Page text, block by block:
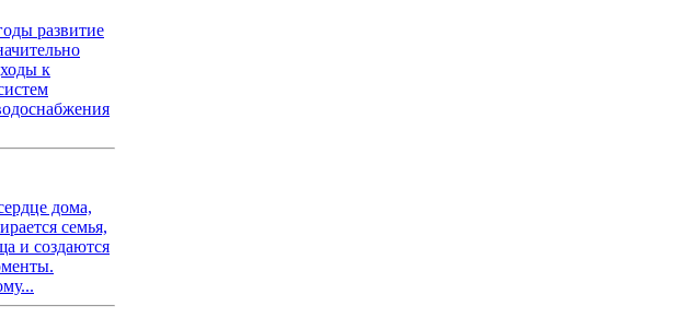
развитие
к
дома,
семья,
и создаются